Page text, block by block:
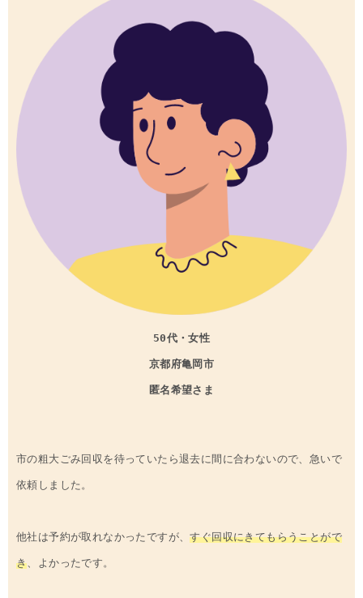
50代・女性
京都府亀岡市
匿名希望さま
市の粗大ごみ回収を待っていたら退去に間に合わないので、急いで
依頼しました。
他社は予約が取れなかったですが、すぐ回収にきてもらうことがで
き、よかったです。